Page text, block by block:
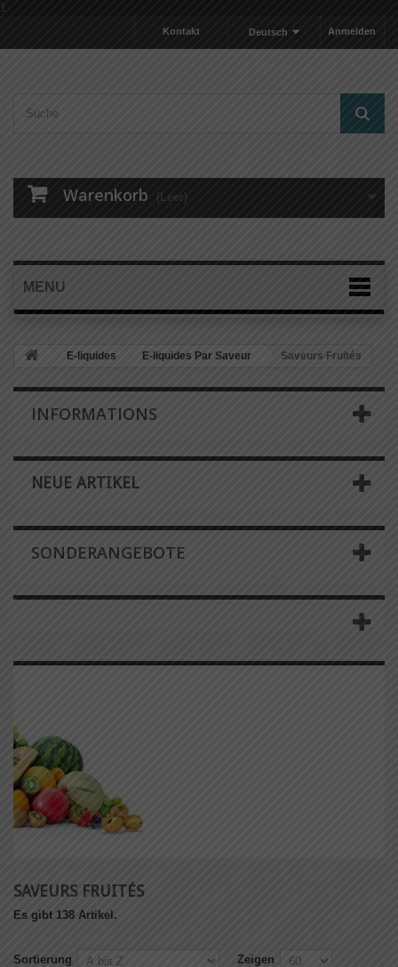
1
Anmelden
Deutsch
Kontakt
Warenkorb (Leer)
MENU
E-liquides E-liquides Par Saveur Saveurs Fruités
INFORMATIONS
NEUE ARTIKEL
SONDERANGEBOTE
SAVEURS FRUITÉS
Es gibt 138 Artikel.
Sortierung
Zeigen